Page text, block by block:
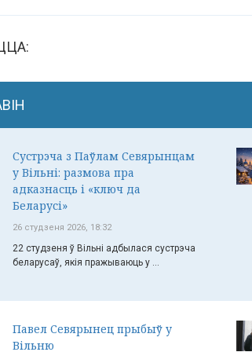
Сустрэча з Паўлам Севярынцам
у Вільні: размова пра
адказнасць і «ключ да
Беларусі»
26 студзеня 2026, 18:32
22 студзеня ў Вільні адбылася сустрэча
беларусаў, якія пражываюць у ...
Павел Севярынец прыбыў у
Вільню